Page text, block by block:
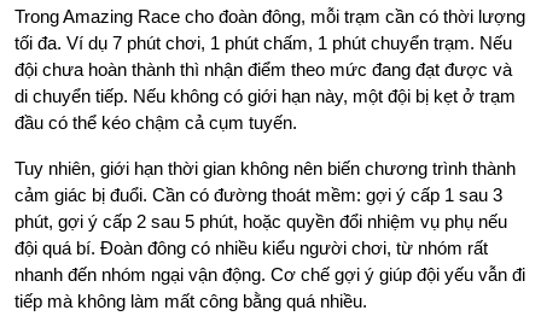
Trong Amazing Race cho đoàn đông, mỗi trạm cần có thời lượng
tối đa. Ví dụ 7 phút chơi, 1 phút chấm, 1 phút chuyển trạm. Nếu
đội chưa hoàn thành thì nhận điểm theo mức đang đạt được và
di chuyển tiếp. Nếu không có giới hạn này, một đội bị kẹt ở trạm
đầu có thể kéo chậm cả cụm tuyến.
Tuy nhiên, giới hạn thời gian không nên biến chương trình thành
cảm giác bị đuổi. Cần có đường thoát mềm: gợi ý cấp 1 sau 3
phút, gợi ý cấp 2 sau 5 phút, hoặc quyền đổi nhiệm vụ phụ nếu
đội quá bí. Đoàn đông có nhiều kiểu người chơi, từ nhóm rất
nhanh đến nhóm ngại vận động. Cơ chế gợi ý giúp đội yếu vẫn đi
tiếp mà không làm mất công bằng quá nhiều.